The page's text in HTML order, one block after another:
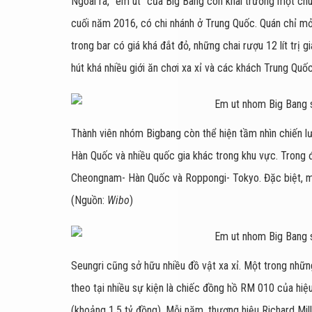
cuối năm 2016, có chi nhánh ở Trung Quốc. Quán chỉ
trong bar có giá khá đắt đỏ, những chai rượu 12 lít trị
hút khá nhiều giới ăn chơi xa xỉ và các khách Trung
Thành viên nhóm Bigbang còn thể hiện tầm nhìn
Hàn Quốc và nhiều quốc gia khác trong khu vực.
Cheongnam- Hàn Quốc và Roppongi- Tokyo. Đặc biệt,
(Nguồn: Wibo)
Seungri cũng sở hữu nhiều đồ vật xa xỉ. Một trong
theo tại nhiều sự kiện là chiếc đồng hồ RM 010 của